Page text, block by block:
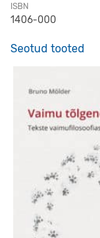
ISBN
1406-000
Seotud tooted